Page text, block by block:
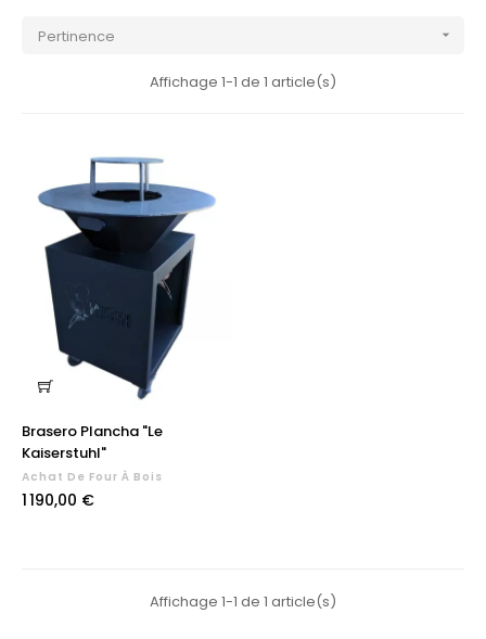
Pertinence 
Affichage 1-1 de 1 article(s)
Brasero Plancha "Le
Kaiserstuhl"
Achat De Four À Bois
Prix
1 190,00 €
Affichage 1-1 de 1 article(s)